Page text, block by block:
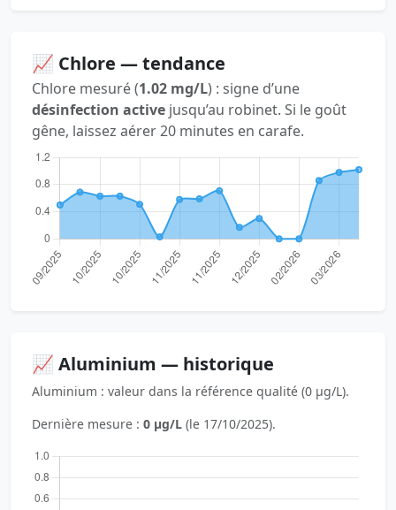
📈 Chlore — tendance
Chlore mesuré (1.02 mg/L) : signe d’une
désinfection active jusqu’au robinet. Si le goût
gêne, laissez aérer 20 minutes en carafe.
📈 Aluminium — historique
Aluminium : valeur dans la référence qualité (0 µg/L).
Dernière mesure : 0 µg/L (le 17/10/2025).